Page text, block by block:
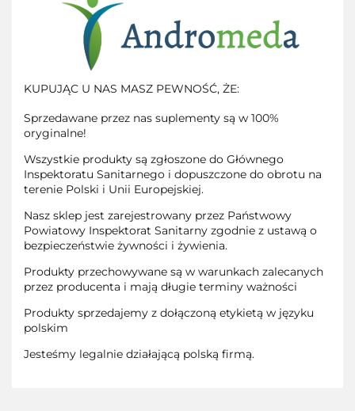
KUPUJĄC U NAS MASZ PEWNOŚĆ, ŻE:
Sprzedawane przez nas suplementy są w 100%
oryginalne!
Wszystkie produkty są zgłoszone do Głównego
Inspektoratu Sanitarnego i dopuszczone do obrotu na
terenie Polski i Unii Europejskiej.
Nasz sklep jest zarejestrowany przez Państwowy
Powiatowy Inspektorat Sanitarny zgodnie z ustawą o
bezpieczeństwie żywności i żywienia.
Produkty przechowywane są w warunkach zalecanych
przez producenta i mają długie terminy ważności
Produkty sprzedajemy z dołączoną etykietą w języku
polskim
Jesteśmy legalnie działającą polską firmą.